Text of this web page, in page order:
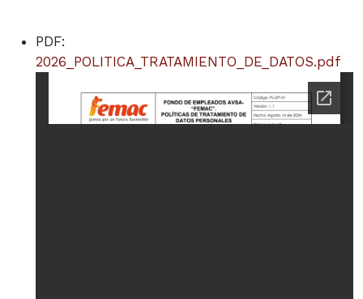
PDF:
2026_POLITICA_TRATAMIENTO_DE_DATOS.pdf